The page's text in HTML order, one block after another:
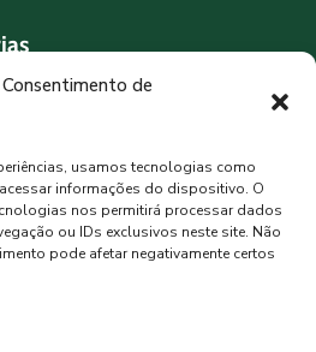
Consentimento de
usamos tecnologias como
informações do dispositivo. O
nos permitirá processar dados
ou IDs exclusivos neste site. Não
pode afetar negativamente certos
BR